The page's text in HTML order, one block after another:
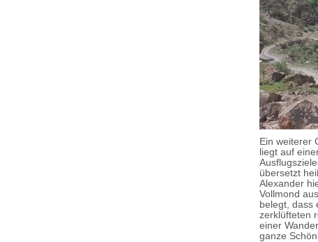
Ein weiterer
liegt auf
übersetzt
Alexander
Vollmond
belegt, dass
zerklüfteten
einer
ganze